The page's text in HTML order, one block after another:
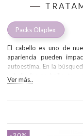
Packs Olaplex
El cabello es uno de
apariencia pueden
autoestima. En la
cabello fuerte, brillante y
como una verdadera
Olaplex no es
innovadores
transformado la forma
Ver más..